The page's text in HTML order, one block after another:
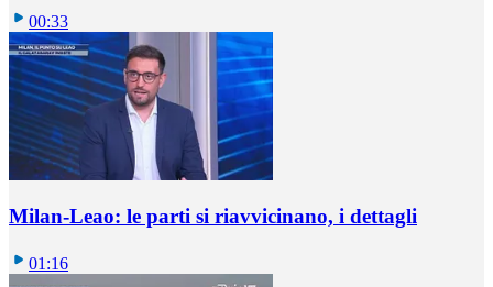
00:33
Milan-Leao: le parti si riavvicinano, i dettagli
01:16